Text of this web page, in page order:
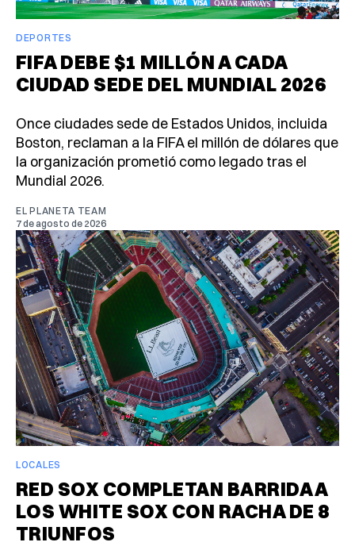
DEPORTES
FIFA DEBE $1 MILLÓN A CADA
CIUDAD SEDE DEL MUNDIAL 2026
Once ciudades sede de Estados Unidos, incluida
Boston, reclaman a la FIFA el millón de dólares que
la organización prometió como legado tras el
Mundial 2026.
EL PLANETA TEAM
7 de agosto de 2026
LOCALES
RED SOX COMPLETAN BARRIDA A
LOS WHITE SOX CON RACHA DE 8
TRIUNFOS